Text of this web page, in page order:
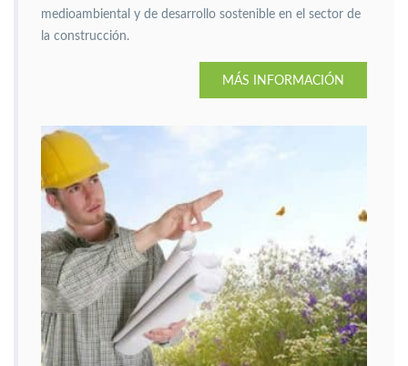
medioambiental y de desarrollo sostenible en el sector de
la construcción.
MÁS INFORMACIÓN